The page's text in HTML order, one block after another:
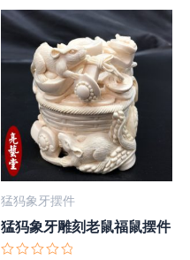
猛犸象牙摆件
猛犸象牙雕刻老鼠福鼠摆件